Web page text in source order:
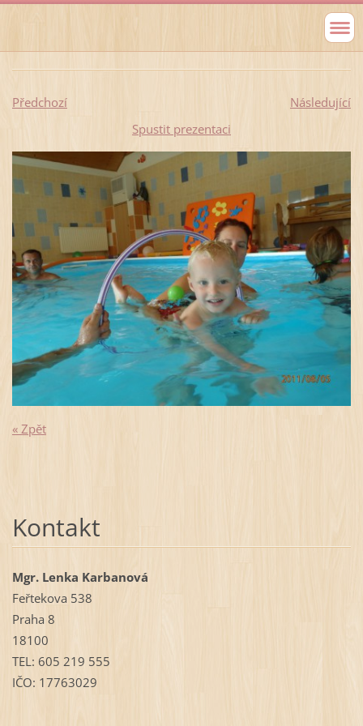
Předchozí
Následující
Spustit prezentaci
« Zpět
Kontakt
Mgr. Lenka Karbanová
Feřtekova 538
Praha 8
18100
TEL: 605 219 555
IČO: 17763029